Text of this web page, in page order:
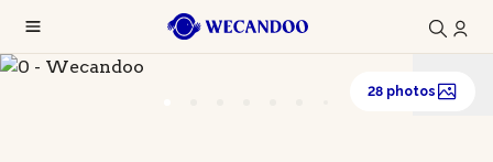
28 photos